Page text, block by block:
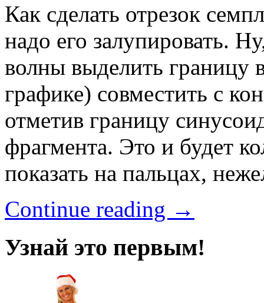
Как сделать отрезок
надо его залупировать.
волны выделить границу
графике) совместить с
отметив границу
фрагмента. Это и будет
показать на пальцах,
Continue reading →
Узнай это первым!